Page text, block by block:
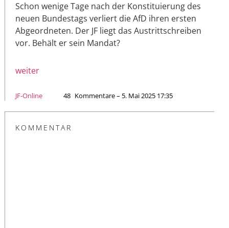
Schon wenige Tage nach der Konstituierung des
neuen Bundestags verliert die AfD ihren ersten
Abgeordneten. Der JF liegt das Austrittschreiben
vor. Behält er sein Mandat?
weiter
JF-Online 48 Kommentare – 5. Mai 2025 17:35
KOMMENTAR